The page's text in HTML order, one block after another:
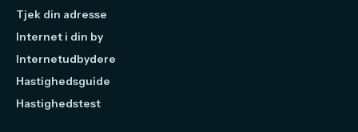
Tjek din adresse
Internet i din by
Internetudbydere
Hastighedsguide
Hastighedstest